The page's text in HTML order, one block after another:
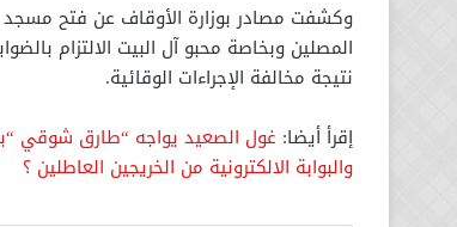
وكشفت مصادر بوزارة الأوقاف عن فتح
المصلين وبخاصة محبو آل البيت الالتزام
نتيجة مخالفة الإجراءات الوقائية.
إقرأ أيضا: غول الصعيد يواجه “طارق شوقي
والبوابة الالكترونية من الخريجين العاطلين ؟